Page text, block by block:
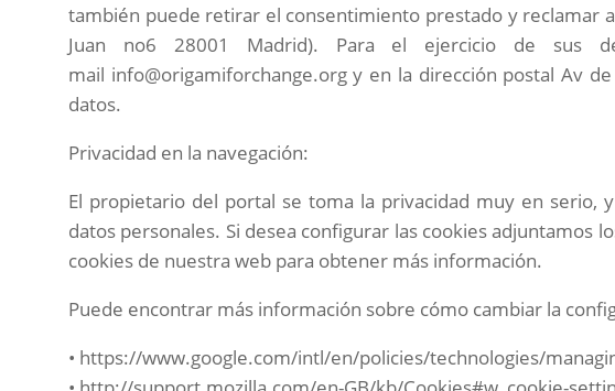
también puede retirar el consentimiento prestado y reclamar
Juan no6 28001 Madrid). Para el ejercicio de sus
mail info@origamiforchange.orgy en la dirección postal Av
datos.
Privacidad en la navegación:
El propietario del portal se toma la privacidad muy en serio,
datos personales. Si desea configurar las cookies adjuntamos
cookies de nuestra web para obtener más información.
Puede encontrar más información sobre cómo cambiar la
• https://www.google.com/intl/en/policies/technologies/